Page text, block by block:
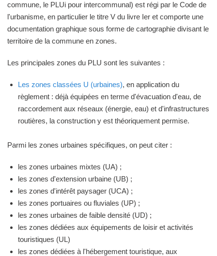
commune, le PLUi pour intercommunal) est régi par le Code de
l'urbanisme, en particulier le titre V du livre Ier et comporte une
documentation graphique sous forme de cartographie divisant le
territoire de la commune en zones.
Les principales zones du PLU sont les suivantes :
Les zones classées U (urbaines), en application du
règlement : déjà équipées en terme d'évacuation d'eau, de
raccordement aux réseaux (énergie, eau) et d'infrastructures
routières, la construction y est théoriquement permise.
Parmi les zones urbaines spécifiques, on peut citer :
les zones urbaines mixtes (UA) ;
les zones d'extension urbaine (UB) ;
les zones d'intérêt paysager (UCA) ;
les zones portuaires ou fluviales (UP) ;
les zones urbaines de faible densité (UD) ;
les zones dédiées aux équipements de loisir et activités
touristiques (UL)
les zones dédiées à l'hébergement touristique, aux